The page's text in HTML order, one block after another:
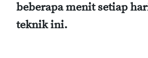
beberapa menit setiap
teknik ini.